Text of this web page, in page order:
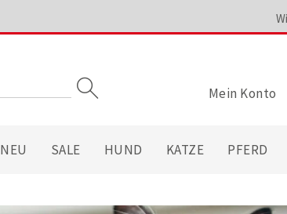
Mein Konto
NEU SALE HUND KATZE PFERD